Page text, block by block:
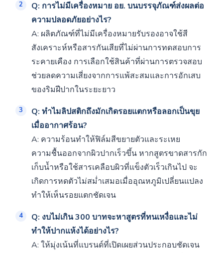
Q: การไม่มีเครื่องหมาย อย. บนบรรจุภัณฑ์ส่งผลต่อ
ความปลอดภัยอย่างไร?
A: ผลิตภัณฑ์ที่ไม่มีเครื่องหมายรับรองอาจใช้สี
สังเคราะห์หรือสารกันเสียที่ไม่ผ่านการทดสอบการ
ระคายเคือง การเลือกใช้สินค้าที่ผ่านการตรวจสอบ
ช่วยลดความเสี่ยงจากการแพ้สะสมและการอักเสบ
ของริมฝีปากในระยะยาว
Q: ทำไมลิปสติกถึงมักเกิดรอยแตกหรือลอกเป็นขุย
เมื่ออากาศร้อน?
A: ความร้อนทำให้ฟิล์มสีขยายตัวและระเหย
ความชื้นออกจากผิวปากเร็วขึ้น หากสูตรขาดสารกัก
เก็บน้ำหรือใช้สารเคลือบผิวที่แข็งตัวเร็วเกินไป จะ
เกิดการหดตัวไม่สม่ำเสมอเมื่ออุณหภูมิเปลี่ยนแปลง
ทำให้เห็นรอยแตกชัดเจน
Q: งบไม่เกิน 300 บาทจะหาสูตรที่ทนเหงื่อและไม่
ทำให้ปากแห้งได้อย่างไร?
A: ให้มุ่งเน้นที่แบรนด์ที่เปิดเผยส่วนประกอบชัดเจน